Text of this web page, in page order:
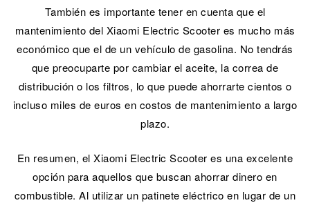
También es importante tener en cuenta que el
mantenimiento del Xiaomi Electric Scooter es mucho más
económico que el de un vehículo de gasolina. No tendrás
que preocuparte por cambiar el aceite, la correa de
distribución o los filtros, lo que puede ahorrarte cientos o
incluso miles de euros en costos de mantenimiento a largo
plazo.
En resumen, el Xiaomi Electric Scooter es una excelente
opción para aquellos que buscan ahorrar dinero en
combustible. Al utilizar un patinete eléctrico en lugar de un